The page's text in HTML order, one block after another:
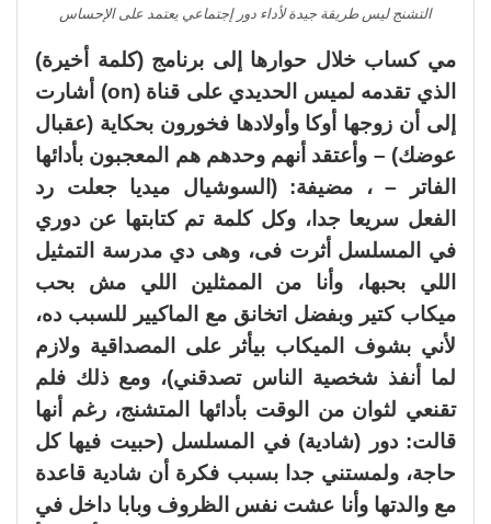
التشنج ليس طريقة جيدة لأداء دور إجتماعي يعتمد على الإحساس
مي كساب خلال حوارها إلى برنامج (كلمة أخيرة)
الذي تقدمه لميس الحديدي على قناة (on) أشارت
إلى أن زوجها أوكا وأولادها فخورون بحكاية (عقبال
عوضك) – وأعتقد أنهم وحدهم هم المعجبون بأدائها
الفاتر – ، مضيفة: (السوشيال ميديا جعلت رد
الفعل سريعا جدا، وكل كلمة تم كتابتها عن دوري
في المسلسل أثرت فى، وهى دي مدرسة التمثيل
اللي بحبها، وأنا من الممثلين اللي مش بحب
ميكاب كتير وبفضل اتخانق مع الماكيير للسبب ده،
لأني بشوف الميكاب بيأثر على المصداقية ولازم
لما أنفذ شخصية الناس تصدقني)، ومع ذلك فلم
تقنعي لثوان من الوقت بأدائها المتشنج، رغم أنها
قالت: دور (شادية) في المسلسل (حبيت فيها كل
حاجة، ولمستني جدا بسبب فكرة أن شادية قاعدة
مع والدتها وأنا عشت نفس الظروف وبابا داخل في